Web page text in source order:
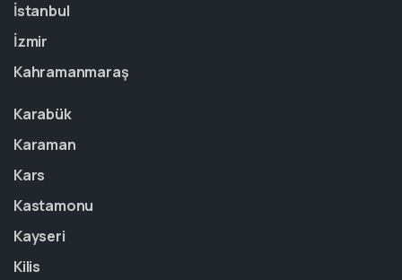
İstanbul
İzmir
Kahramanmaraş
Karabük
Karaman
Kars
Kastamonu
Kayseri
Kilis